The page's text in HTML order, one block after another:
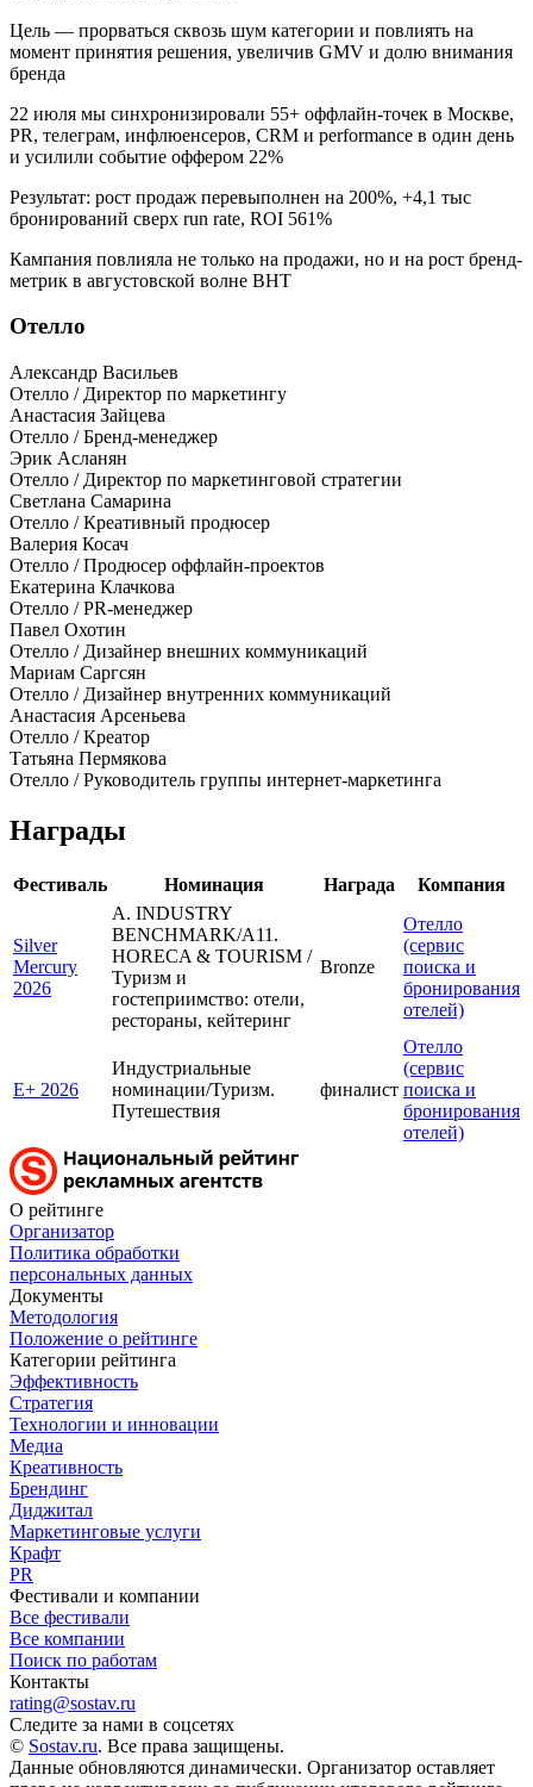
Цель — прорваться сквозь шум категории и повлиять на
момент принятия решения, увеличив GMV и долю внимания
бренда
22 июля мы синхронизировали 55+ оффлайн-точек в Москве,
PR, телеграм, инфлюенсеров, CRM и performance в один день
и усилили событие оффером 22%
Результат: рост продаж перевыполнен на 200%, +4,1 тыс
бронирований сверх run rate, ROI 561%
Кампания повлияла не только на продажи, но и на рост бренд-
метрик в августовской волне BHT
Отелло
Александр Васильев
Отелло / Директор по маркетингу
Анастасия Зайцева
Отелло / Бренд-менеджер
Эрик Асланян
Отелло / Директор по маркетинговой стратегии
Светлана Самарина
Отелло / Креативный продюсер
Валерия Косач
Отелло / Продюсер оффлайн-проектов
Екатерина Клачкова
Отелло / PR-менеджер
Павел Охотин
Отелло / Дизайнер внешних коммуникаций
Мариам Саргсян
Отелло / Дизайнер внутренних коммуникаций
Анастасия Арсеньева
Отелло / Креатор
Татьяна Пермякова
Отелло / Руководитель группы интернет-маркетинга
Награды
Фестиваль Номинация Награда Компания
Silver
Mercury
2026
A. INDUSTRY
BENCHMARK/A11.
HORECA & TOURISM /
Туризм и
гостеприимство: отели,
рестораны, кейтеринг
Bronze
Отелло
(сервис
поиска и
бронирования
отелей)
E+ 2026
Индустриальные
номинации/Туризм.
Путешествия
финалист
Отелло
(сервис
поиска и
бронирования
отелей)
О рейтинге
Организатор
Политика обработки
персональных данных
Документы
Методология
Положение о рейтинге
Категории рейтинга
Эффективность
Стратегия
Технологии и инновации
Медиа
Креативность
Брендинг
Диджитал
Маркетинговые услуги
Крафт
PR
Фестивали и компании
Все фестивали
Все компании
Поиск по работам
Контакты
rating@sostav.ru
Следите за нами в соцсетях
© Sostav.ru. Все права защищены.
Данные обновляются динамически. Организатор оставляет